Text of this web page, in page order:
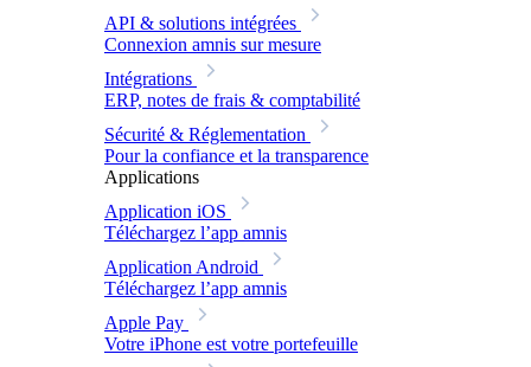
API & solutions intégrées
Connexion amnis sur mesure
Intégrations
ERP, notes de frais & comptabilité
Sécurité & Réglementation
Pour la confiance et la transparence
Applications
Application iOS
Téléchargez l’app amnis
Application Android
Téléchargez l’app amnis
Apple Pay
Votre iPhone est votre portefeuille